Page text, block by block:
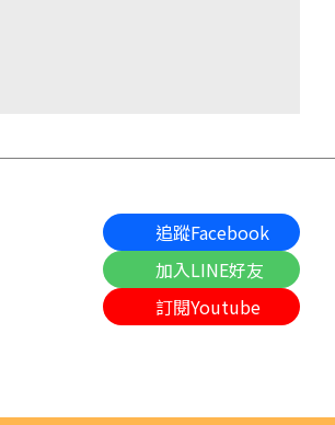
追蹤Facebook
加入LINE好友
訂閱Youtube